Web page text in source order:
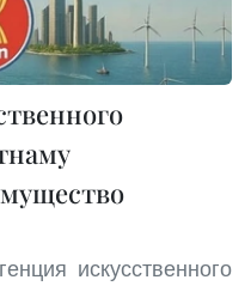
искусственного